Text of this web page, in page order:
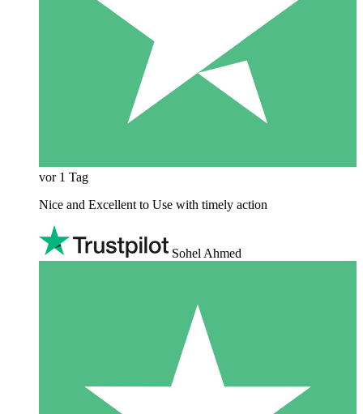
vor 1 Tag
Nice and Excellent to Use with timely action
Sohel Ahmed